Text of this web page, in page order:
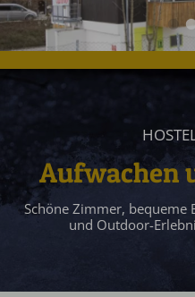
Hostel
Angebote
Gruppen
Gutscheine
Kontakt
Aufwachen
Schöne Zimmer, bequeme
und Outdoor-